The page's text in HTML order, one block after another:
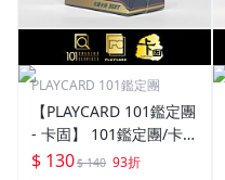
PLAYCARD 101鑑定團
【PLAYCARD 101鑑定團
- 卡固】 101鑑定團/卡固
原廠原裝 一般卡夾 / 塑
$ 130$ 140 93折